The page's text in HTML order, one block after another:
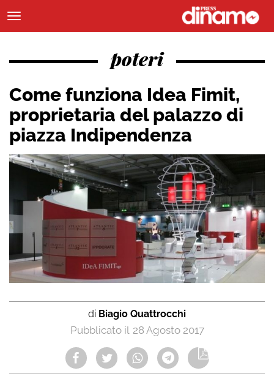
poteri
Come funziona Idea Fimit,
proprietaria del palazzo di
piazza Indipendenza
di Biagio Quattrocchi
28 Agosto 2017